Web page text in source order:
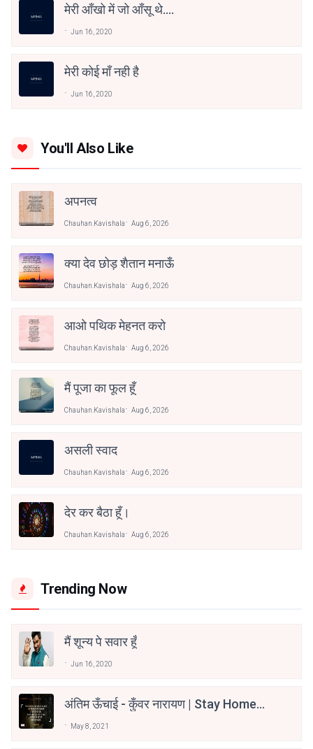
मेरी आँखो में जो आँसू थे....
Jun 16, 2020
मेरी कोई माँ नही है
Jun 16, 2020
You'll Also Like
अपनत्व
Chauhan.kavishala Aug 6, 2026
क्या देव छोड़ शैतान मनाऊँ
Chauhan.kavishala Aug 6, 2026
आओ पथिक मेहनत करो
Chauhan.kavishala Aug 6, 2026
मैं पूजा का फूल हूँ
Chauhan.kavishala Aug 6, 2026
असली स्वाद
Chauhan.kavishala Aug 6, 2026
देर कर बैठा हूँ।
Chauhan.kavishala Aug 6, 2026
Trending Now
मैं शून्य पे सवार हूँ
Jun 16, 2020
अंतिम ऊँचाई - कुँवर नारायण | Stay Home
May 8, 2021